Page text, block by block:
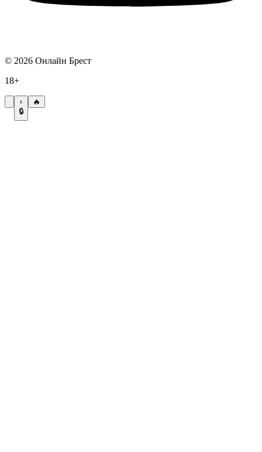
© 2026 Онлайн Брест
18+
🔒
🔥